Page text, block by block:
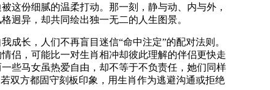
这份细腻的温柔打动。那一刻，静与动、内与外，
异，却共同绘出独一无二的人生图景。
长，人们不再盲目迷信“命中注定”的配对法则。
侣，可能比一对生肖相冲却彼此理解的伴侣更快走
些马女虽热爱自由，却不等于不负责任，她们同样
双方都固守刻板印象，用生肖作为逃避沟通或拒绝